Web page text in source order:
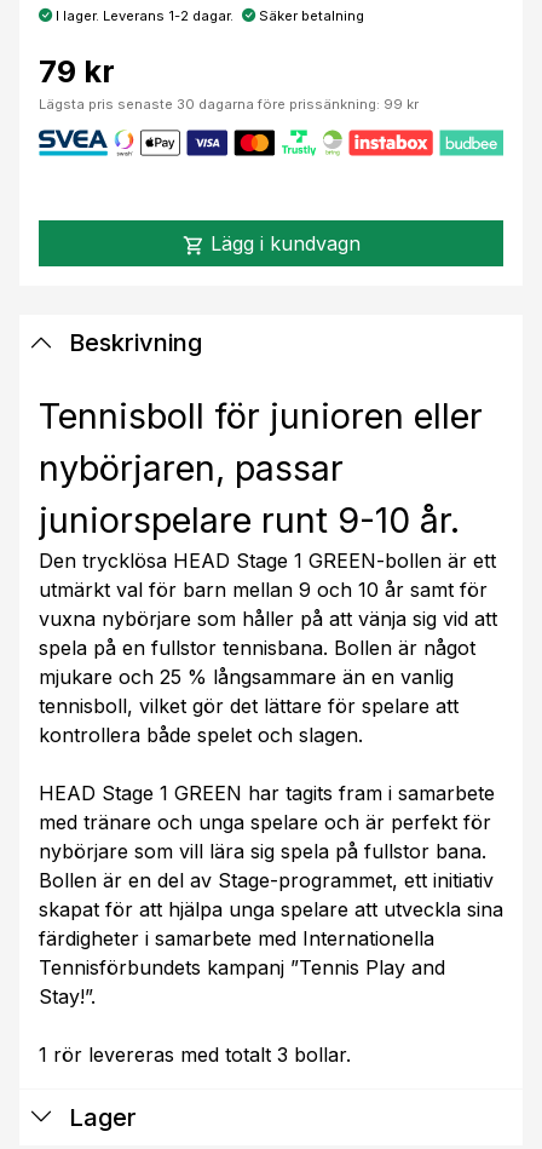
I lager. Leverans 1-2 dagar. Säker betalning
79 kr
Lägsta pris senaste 30 dagarna före prissänkning: 99 kr
shopping_cart Lägg i kundvagn
Beskrivning
Tennisboll för junioren eller
nybörjaren, passar
juniorspelare runt 9-10 år.
Den trycklösa HEAD Stage 1 GREEN-bollen är ett
utmärkt val för barn mellan 9 och 10 år samt för
vuxna nybörjare som håller på att vänja sig vid att
spela på en fullstor tennisbana. Bollen är något
mjukare och 25 % långsammare än en vanlig
tennisboll, vilket gör det lättare för spelare att
kontrollera både spelet och slagen.
HEAD Stage 1 GREEN har tagits fram i samarbete
med tränare och unga spelare och är perfekt för
nybörjare som vill lära sig spela på fullstor bana.
Bollen är en del av Stage-programmet, ett initiativ
skapat för att hjälpa unga spelare att utveckla sina
färdigheter i samarbete med Internationella
Tennisförbundets kampanj ”Tennis Play and
Stay!”.
1 rör levereras med totalt 3 bollar.
Lager